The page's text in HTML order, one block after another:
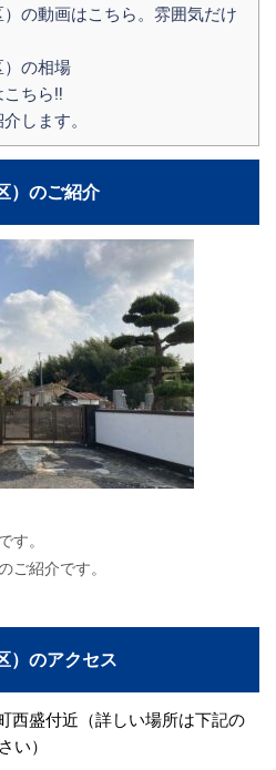
の動画はこちら。雰囲気だけ
の相場
ちら‼
します。
）のご紹介
す。
ご紹介です。
）のアクセス
盛付近（詳しい場所は下記の
い）